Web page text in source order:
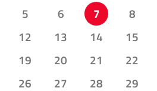
5
6 7 8
12
13 14 15
19
20 21 22
26
27 28 29